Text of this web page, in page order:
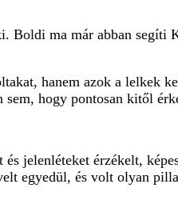
Boldi ma már abban segíti
hanem azok a lelkek
hogy pontosan kitől
jelenléteket érzékelt,
egyedül, és volt olyan